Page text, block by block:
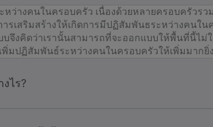
ว่างคนในครอบครัว เนื่องด้วยหลายครอบครัว
เสริมสร้างให้เกิดการมีปฏิสัมพันธระหว่างคนใ
จึงคิดว่าเรานั้นสามารถที่จะออกแบบให้พื้นที่นี้ไ
มปฏิสัมพันธ์ระหว่างคนในครอบครัวให้เพิ่มมาก
ไร?